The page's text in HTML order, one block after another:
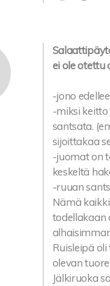
ei ole otettu
-jono
-miksi keitto
santsata.
sijoittakaa
-juomat on
keskeltä
-ruuan
Nämä
todellakaan
Ruisleipä
olevan
Jälkiruoka